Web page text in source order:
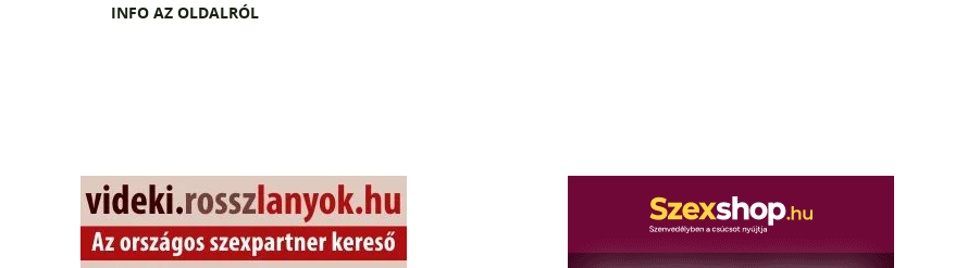
INFO AZ OLDALRÓL